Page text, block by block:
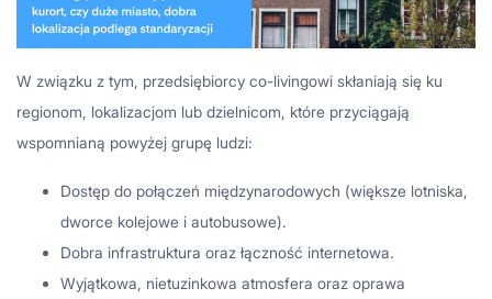
W związku z tym, przedsiębiorcy co-livingowi skłaniają się ku
regionom, lokalizacjom lub dzielnicom, które przyciągają
wspomnianą powyżej grupę ludzi:
Dostęp do połączeń międzynarodowych (większe lotniska,
dworce kolejowe i autobusowe).
Dobra infrastruktura oraz łączność internetowa.
Wyjątkowa, nietuzinkowa atmosfera oraz oprawa